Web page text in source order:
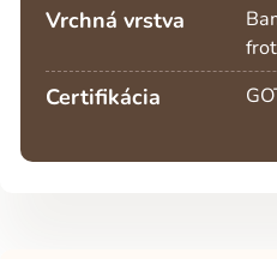
Vrchná vrstva
Certifikácia